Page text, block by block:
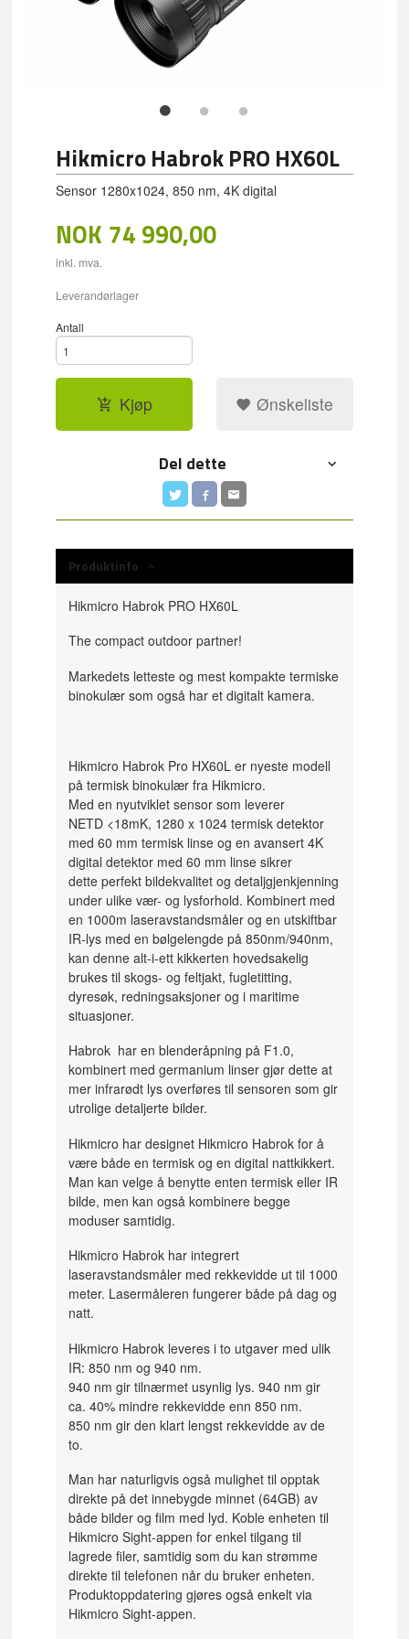
Hikmicro Habrok PRO HX60L
Sensor 1280x1024, 850 nm, 4K digital
NOK 74 990,00
inkl. mva.
Leverandørlager
Antall
Kjøp Ønskeliste
Del dette
Produktinfo
Hikmicro Habrok PRO HX60L
The compactoutdoorpartner!
Markedets letteste og mest kompakte termiske
binokulær som også har et digitalt kamera.
Hikmicro Habrok Pro HX60L er nyeste modell
på termisk binokulær fra Hikmicro.
Med en nyutviklet sensor som leverer
NETD <18mK, 1280 x 1024 termisk detektor
med 60 mm termisk linse og en avansert 4K
digital detektor med 60 mm linse sikrer
dette perfekt bildekvalitet og detaljgjenkjenning
under ulike vær- og lysforhold. Kombinert med
en 1000m laseravstandsmåler og en utskiftbar
IR-lys med en bølgelengde på 850nm/940nm,
kan denne alt-i-ett kikkerten hovedsakelig
brukes til skogs- og feltjakt, fugletitting,
dyresøk, redningsaksjoner og i maritime
situasjoner.
Habrok har en blenderåpning på F1.0,
kombinert med germanium linser gjør dette at
mer infrarødt lys overføres til sensoren som gir
utrolige detaljerte bilder.
Hikmicro har designet Hikmicro Habrok for å
være både en termisk og en digital nattkikkert.
Man kan velge å benytte enten termisk eller IR
bilde, men kan også kombinere begge
moduser samtidig.
Hikmicro Habrok har integrert
laseravstandsmåler med rekkevidde ut til 1000
meter. Lasermåleren fungerer både på dag og
natt.
Hikmicro Habrok leveres i to utgaver med ulik
IR: 850 nm og 940 nm.
940 nm gir tilnærmet usynlig lys. 940 nm gir
ca. 40% mindre rekkevidde enn 850 nm.
850 nm gir den klart lengst rekkevidde av de
to.
Man har naturligvis også mulighet til opptak
direkte på det innebygde minnet (64GB) av
både bilder og film med lyd. Koble enheten til
Hikmicro Sight-appen for enkel tilgang til
lagrede filer, samtidig som du kan strømme
direkte til telefonen når du bruker enheten.
Produktoppdatering gjøres også enkelt via
Hikmicro Sight-appen.